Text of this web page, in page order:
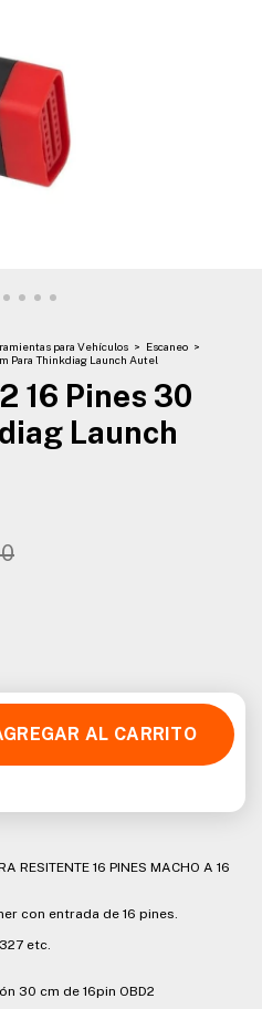
para Vehículos > Escaneo >
Para Thinkdiag Launch Autel
16 Pines 30
Launch
RESITENTE 16 PINES MACHO A 16
con entrada de 16 pines.
etc.
30 cm de 16pin OBD2